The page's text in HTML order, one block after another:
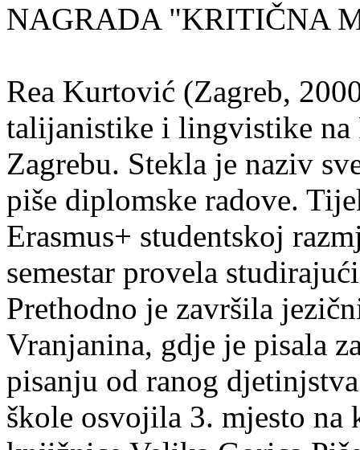
NAGRADA "KRITIČNA
Rea Kurtović (Zagreb,
talijanistike i lingvistike
Zagrebu. Stekla je naziv
piše diplomske radove.
Erasmus+ studentskoj
semestar provela
Prethodno je završila
Vranjanina, gdje je pisala
pisanju od ranog
škole osvojila 3. mjesto na